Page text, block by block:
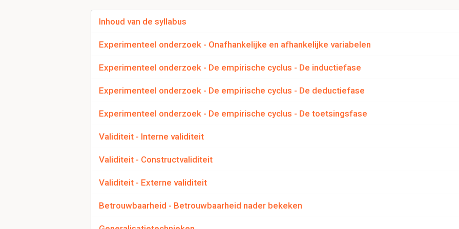
Wat is het kritische paradigma?
werkelijkheid is een voorlopige, door maatschappelijke oorzaken bepaalde
werkelijkheid.
Wat is de empirisch-analytische onderzoekstraditie?
Er zijn wegmatigheden die ontdekt kunnen worden; fenomenen kunnen geanalyseerd
abstracties. Wordt verdeeld in het positivisme en het kritisch-rationalisme.
De geldigheid van onderzoeksresultaten is onzeker.
In de praktijk zijn er zeer weinig theorieën die werkelijk iets verbieden.
Inhoud van de syllabus
Experimenteel onderzoek - Onafhankelijke en afhankelijke variabelen
Experimenteel onderzoek - De empirische cyclus - De inductiefase
Experimenteel onderzoek - De empirische cyclus - De deductiefase
Experimenteel onderzoek - De empirische cyclus - De toetsingsfase
Validiteit - Interne validiteit
Validiteit - Constructvaliditeit
Validiteit - Externe validiteit
Betrouwbaarheid - Betrouwbaarheid nader bekeken